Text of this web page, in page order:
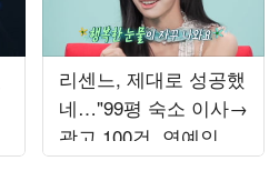
리센느, 제대로 성공했
네…"99평 숙소 이사→
광고 100건, 연예인병
경계" ('전참시')